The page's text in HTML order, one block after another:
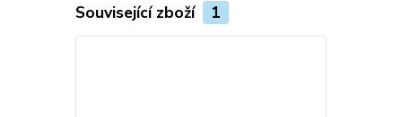
Související zboží 1